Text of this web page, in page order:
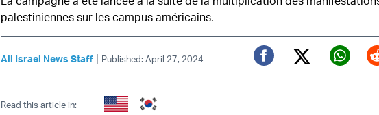
palestiniennes sur les campus américains.
All Israel News Staff | Published: April 27, 2024
Facebook
Twitter
Read this article in: